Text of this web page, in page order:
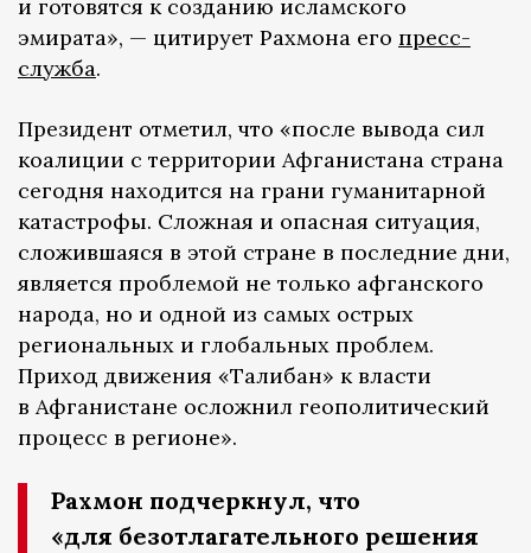
и готовятся к созданию исламского
эмирата», — цитирует Рахмона его пресс-
служба.
Президент отметил, что «после вывода сил
коалиции с территории Афганистана страна
сегодня находится на грани гуманитарной
катастрофы. Сложная и опасная ситуация,
сложившаяся в этой стране в последние дни,
является проблемой не только афганского
народа, но и одной из самых острых
региональных и глобальных проблем.
Приход движения «Талибан» к власти
в Афганистане осложнил геополитический
процесс в регионе».
Рахмон подчеркнул, что
«для безотлагательного решения